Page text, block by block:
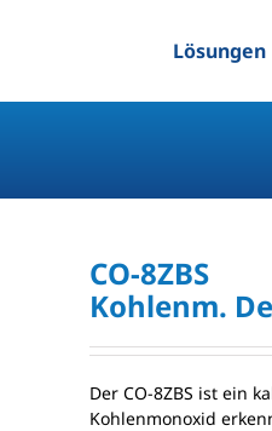
Lösungen
CO-8ZBS
Kohlenm.
Der CO-8ZBS ist ein
Kohlenmonoxid